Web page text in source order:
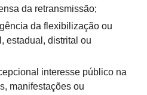
da retransmissão;
da flexibilização ou
estadual, distrital ou
interesse público na
manifestações ou